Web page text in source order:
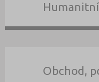
Humanitní
Obchod,